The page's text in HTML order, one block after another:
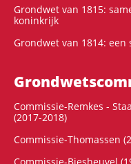
Grondwet van 1815:
koninkrijk
Grondwet van 1814:
Commissie-Remkes -
(2017-2018)
Commissie-Thomassen